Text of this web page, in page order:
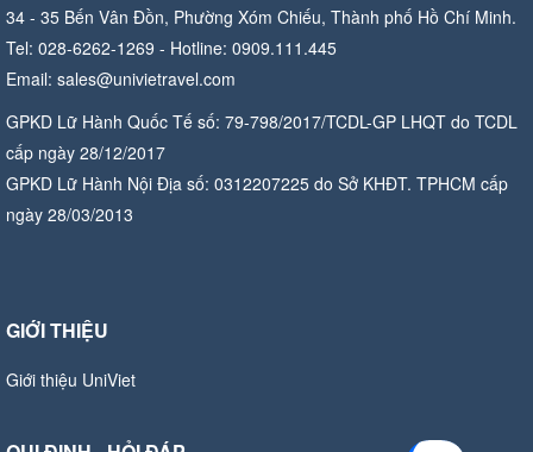
34 - 35 Bến Vân Đồn, Phường Xóm Chiếu, Thành phố Hồ Chí Minh.
Tel: 028-6262-1269 - Hotline: 0909.111.445
Email: sales@univietravel.com
GPKD Lữ Hành Quốc Tế số: 79-798/2017/TCDL-GP LHQT do TCDL
cấp ngày 28/12/2017
GPKD Lữ Hành Nội Địa số: 0312207225 do Sở KHĐT. TPHCM cấp
ngày 28/03/2013
GIỚI THIỆU
Giới thiệu UniViet